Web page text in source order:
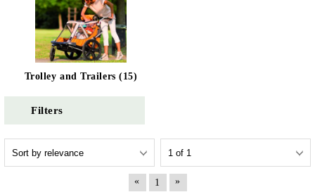
Trolley and Trailers (15)
Filters
« 1 »